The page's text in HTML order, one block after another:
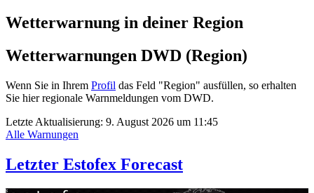
Wetterwarnung in deiner Region
Wetterwarnungen DWD (Region)
Wenn Sie in Ihrem Profil das Feld "Region" ausfüllen, so erhalten
Sie hier regionale Warnmeldungen vom DWD.
Letzte Aktualisierung: 9. August 2026 um 11:45
Alle Warnungen
Letzter Estofex Forecast